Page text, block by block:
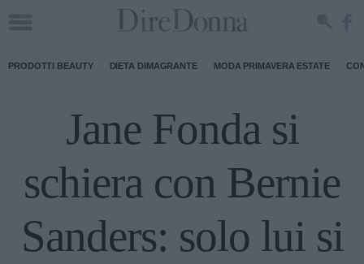
PRODOTTI BEAUTY DIETA DIMAGRANTE MODA PRIMAVERA ESTATE
Jane Fonda si
schiera con Bernie
Sanders: solo lui si